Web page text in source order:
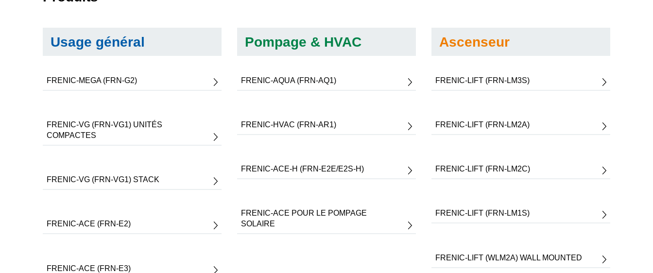
Usage général
FRENIC-MEGA (FRN-G2)
FRENIC-VG (FRN-VG1) UNITÉS
COMPACTES
FRENIC-VG (FRN-VG1) STACK
FRENIC-ACE (FRN-E2)
FRENIC-ACE (FRN-E3)
Pompage & HVAC
FRENIC-AQUA (FRN-AQ1)
FRENIC-HVAC (FRN-AR1)
FRENIC-ACE-H (FRN-E2E/E2S-H)
FRENIC-ACE POUR LE POMPAGE
SOLAIRE
Ascenseur
FRENIC-LIFT (FRN-LM3S)
FRENIC-LIFT (FRN-LM2A)
FRENIC-LIFT (FRN-LM2C)
FRENIC-LIFT (FRN-LM1S)
FRENIC-LIFT (WLM2A) WALL MOUNTED